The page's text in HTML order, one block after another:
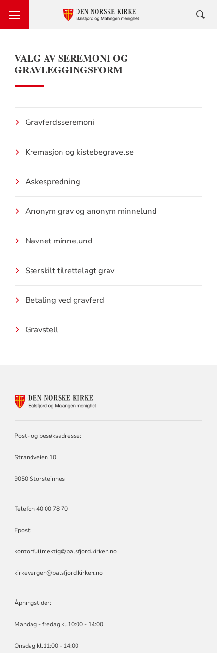
VALG AV SEREMONI OG
GRAVLEGGINGSFORM
Gravferdsseremoni
Kremasjon og kistebegravelse
Askespredning
Anonym grav og anonym minnelund
Navnet minnelund
Særskilt tilrettelagt grav
Betaling ved gravferd
Gravstell
Post- og besøksadresse:
Strandveien 10
9050 Storsteinnes
Telefon 40 00 78 70
Epost:
kontorfullmektig@balsfjord.kirken.no
kirkevergen@balsfjord.kirken.no
Åpningstider:
Mandag - fredag kl.10:00 - 14:00
Onsdag kl.11:00 - 14:00